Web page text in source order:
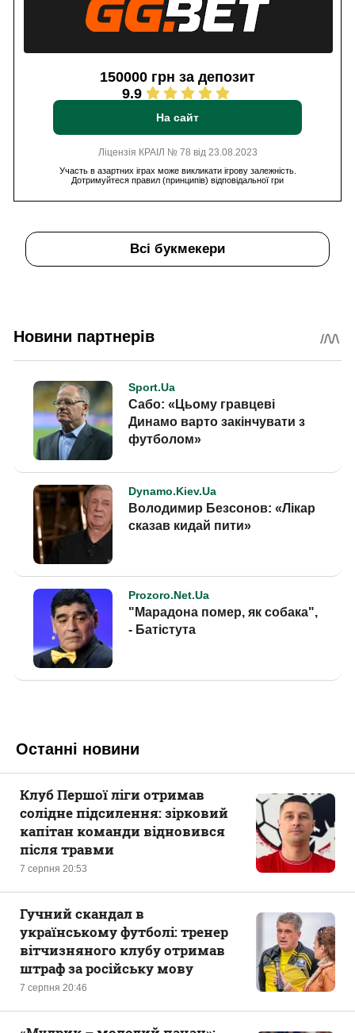
150000 грн за депозит
9.9
На сайт
Ліцензія КРАІЛ № 78 від 23.08.2023
Участь в азартних іграх може викликати ігрову залежність.
Дотримуйтеся правил (принципів) відповідальної гри
Всі букмекери
Останні новини
7 серпня 20:53
Клуб Першої ліги отримав
солідне підсилення: зірковий
капітан команди відновився
після травми
7 серпня 20:46
Гучний скандал в
українському футболі: тренер
вітчизняного клубу отримав
штраф за російську мову